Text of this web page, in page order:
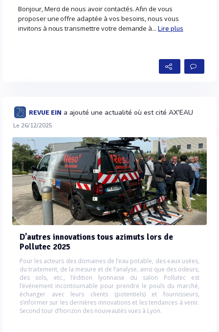
Bonjour, Merci de nous avoir contactés. Afin de vous
proposer une offre adaptée à vos besoins, nous vous
invitons à nous transmettre votre demande à...Lire plus
REVUE EIN a ajouté une actualité où est cité AX'EAU
Le 26/12/2025
D’autres innovations tous azimuts lors de
Pollutec 2025
Pour les acteurs des domaines de l’eau potable, des eaux usées,
du traitement, de la mesure et de l’analyse, ainsi que des odeurs,
des sols, etc., l’édition lyonnaise du salon Pollutec est
l’événement incontournable pour prendre le pouls du marché,
échanger avec leurs clients (potentiels) et fournisseurs,
s’informer sur les dernières innovations et les tendances à venir.
Second tour d’horizon des nouveautés vues à Lyon.